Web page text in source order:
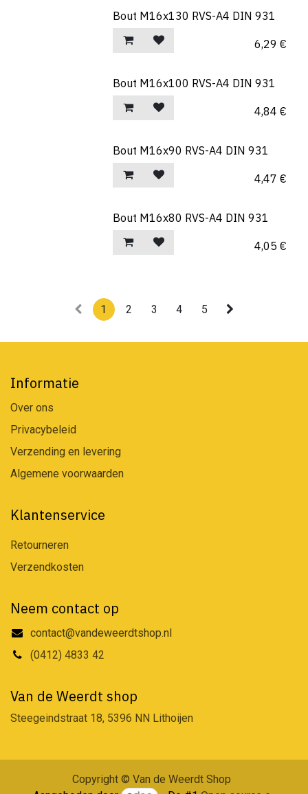
Bout M16x130 RVS-A4 DIN 931
6,29 €
Bout M16x100 RVS-A4 DIN 931
4,84 €
Bout M16x90 RVS-A4 DIN 931
4,47 €
Bout M16x80 RVS-A4 DIN 931
4,05 €
1 2 3 4 5
Informatie
Over ons
Privacybeleid
Verzending en levering
Algemene voorwaarden
Klantenservice
Retourneren
Verzendkosten
Neem contact op
contact@vandeweerdtshop.nl
(0412) 4833 42
Van de Weerdt shop
Steegeindstraat 18, 5396 NN Lithoijen
Copyright © Van de Weerdt Shop